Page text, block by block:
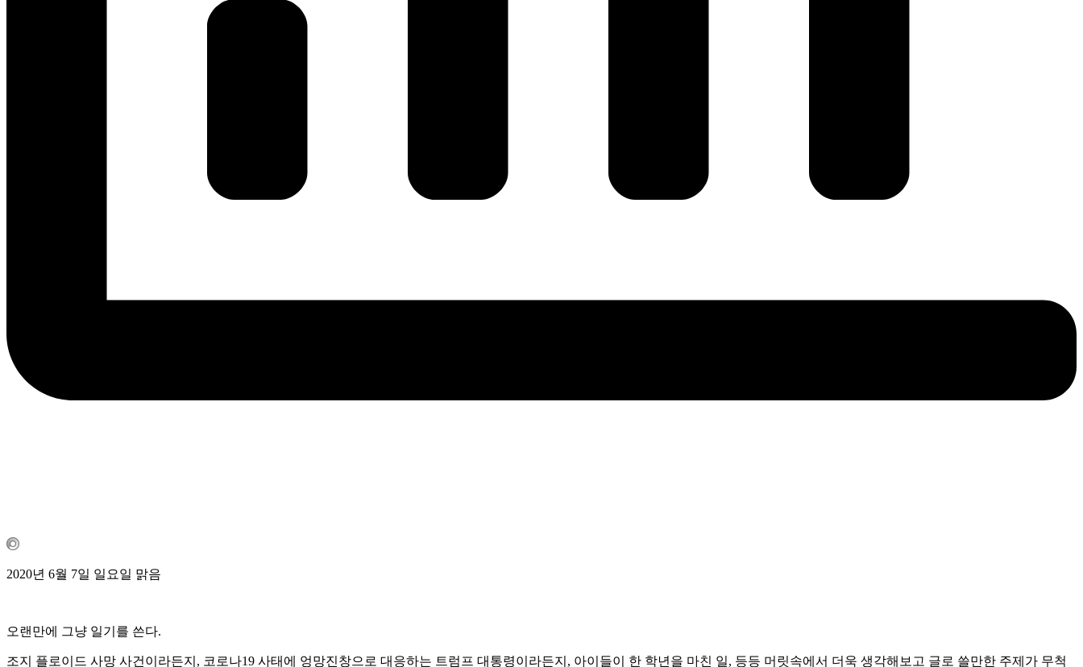
2020년 6월 7일 일요일 맑음
오랜만에 그냥 일기를 쓴다.
조지 플로이드 사망 사건이라든지, 코로나19 사태에 엉망진창으로 대응하는 트럼프 대통령이라든지, 아이들이 한 학년을 마친 일, 등등 머릿속에서 더욱 생각해보고 글로 쓸만한 주제가 무척